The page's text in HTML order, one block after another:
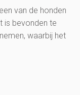
van de honden
is bevonden te
waarbij het